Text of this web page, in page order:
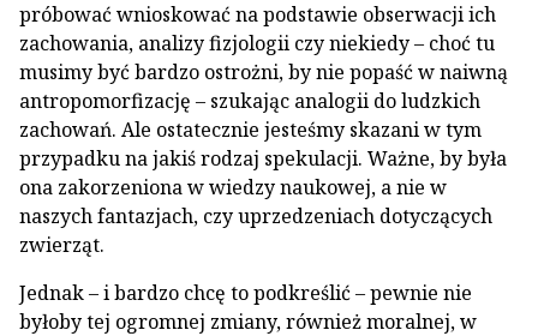
próbować wnioskować na podstawie obserwacji ich
zachowania, analizy fizjologii czy niekiedy – choć tu
musimy być bardzo ostrożni, by nie popaść w naiwną
antropomorfizację – szukając analogii do ludzkich
zachowań. Ale ostatecznie jesteśmy skazani w tym
przypadku na jakiś rodzaj spekulacji. Ważne, by była
ona zakorzeniona w wiedzy naukowej, a nie w
naszych fantazjach, czy uprzedzeniach dotyczących
zwierząt.
Jednak – i bardzo chcę to podkreślić – pewnie nie
byłoby tej ogromnej zmiany, również moralnej, w